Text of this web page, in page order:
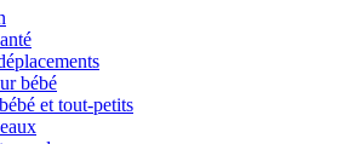
bébé
et tout-petits